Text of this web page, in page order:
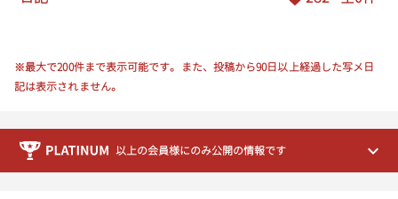
16:40
17:00
※最大で200件まで表示可能です。また、投稿から90日以上経過した写メ日
記は表示されません。
以上の会員様にのみ公開の情報です